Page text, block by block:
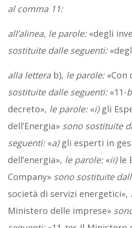
al comma 11:
all’alinea, le parole:«degli
sostituite dalle seguenti:
alla letterab), le parole:«Con
sostituite dalle seguenti:«11-
decreto», le parole:«i)gli
dell’Energia» sono sostituite
seguenti:«a)gli esperti in
dell’energia», le parole:«ii)le
Company» sono sostituite
società di servizi energetici»,
Ministero delle imprese»